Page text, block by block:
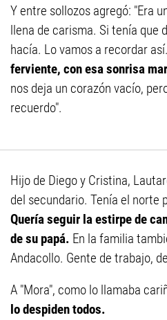
Y entre sollozos agregó: "Era
llena de carisma. Si tenía que
hacía. Lo vamos a recordar así.
ferviente, con esa sonrisa
nos deja un corazón vacío,
recuerdo".
Hijo de Diego y Cristina,
del secundario. Tenía el norte
Quería seguir la estirpe de
de su papá. En la familia
Andacollo. Gente de trabajo,
A "Mora", como lo llamaba
lo despiden todos.